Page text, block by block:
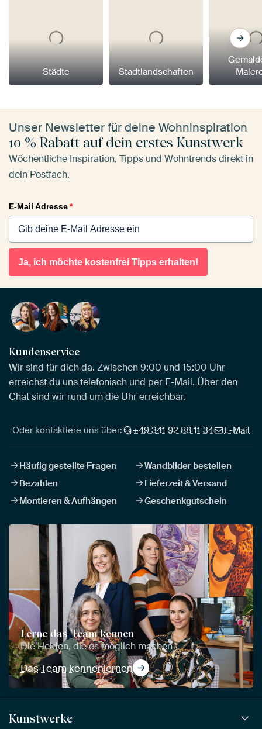
Städte Stadtlandschaften
Unser Newsletter für deine Wohninspiration
10 % Rabatt auf dein erstes Kunstwerk
Wöchentliche Inspiration, Tipps und Wohntrends direkt in
dein Postfach.
E-Mail Adresse*
Ja, ich möchte kostenfrei Tipps erhalten!
Kundenservice
Wir sind für dich da. Zwischen 9:00 und 15:00 Uhr
erreichst du uns telefonisch und per E-Mail. Über den
Chat sind wir rund um die Uhr erreichbar.
Oder kontaktiere uns über: +49 341 92 88 11 34 E-Mail
Häufig gestellte Fragen
Wandbilder bestellen
Bezahlen
Lieferzeit & Versand
Montieren & Aufhängen
Geschenkgutschein
Lerne das Team kennen
Die Helden, die es möglich machen
Das Team kennenlernen
Kunstwerke